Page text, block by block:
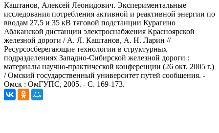
Каштанов, Алексей Леонидович. Экспериментальные
исследования потребления активной и реактивной энергии по
вводам 27,5 и 35 кВ тяговой подстанции Курагино
Абаканской дистанции электроснабжения Красноярской
железной дороги / А. Л. Каштанов, А. Н. Ларин //
Ресурсосберегающие технологии в структурных
подразделениях Западно-Сибирской железной дороги :
материалы научно-практической конференции (26 окт. 2005 г.)
/ Омский государственный университет путей сообщения. -
Омск : ОмГУПС, 2005. - С. 169-173.